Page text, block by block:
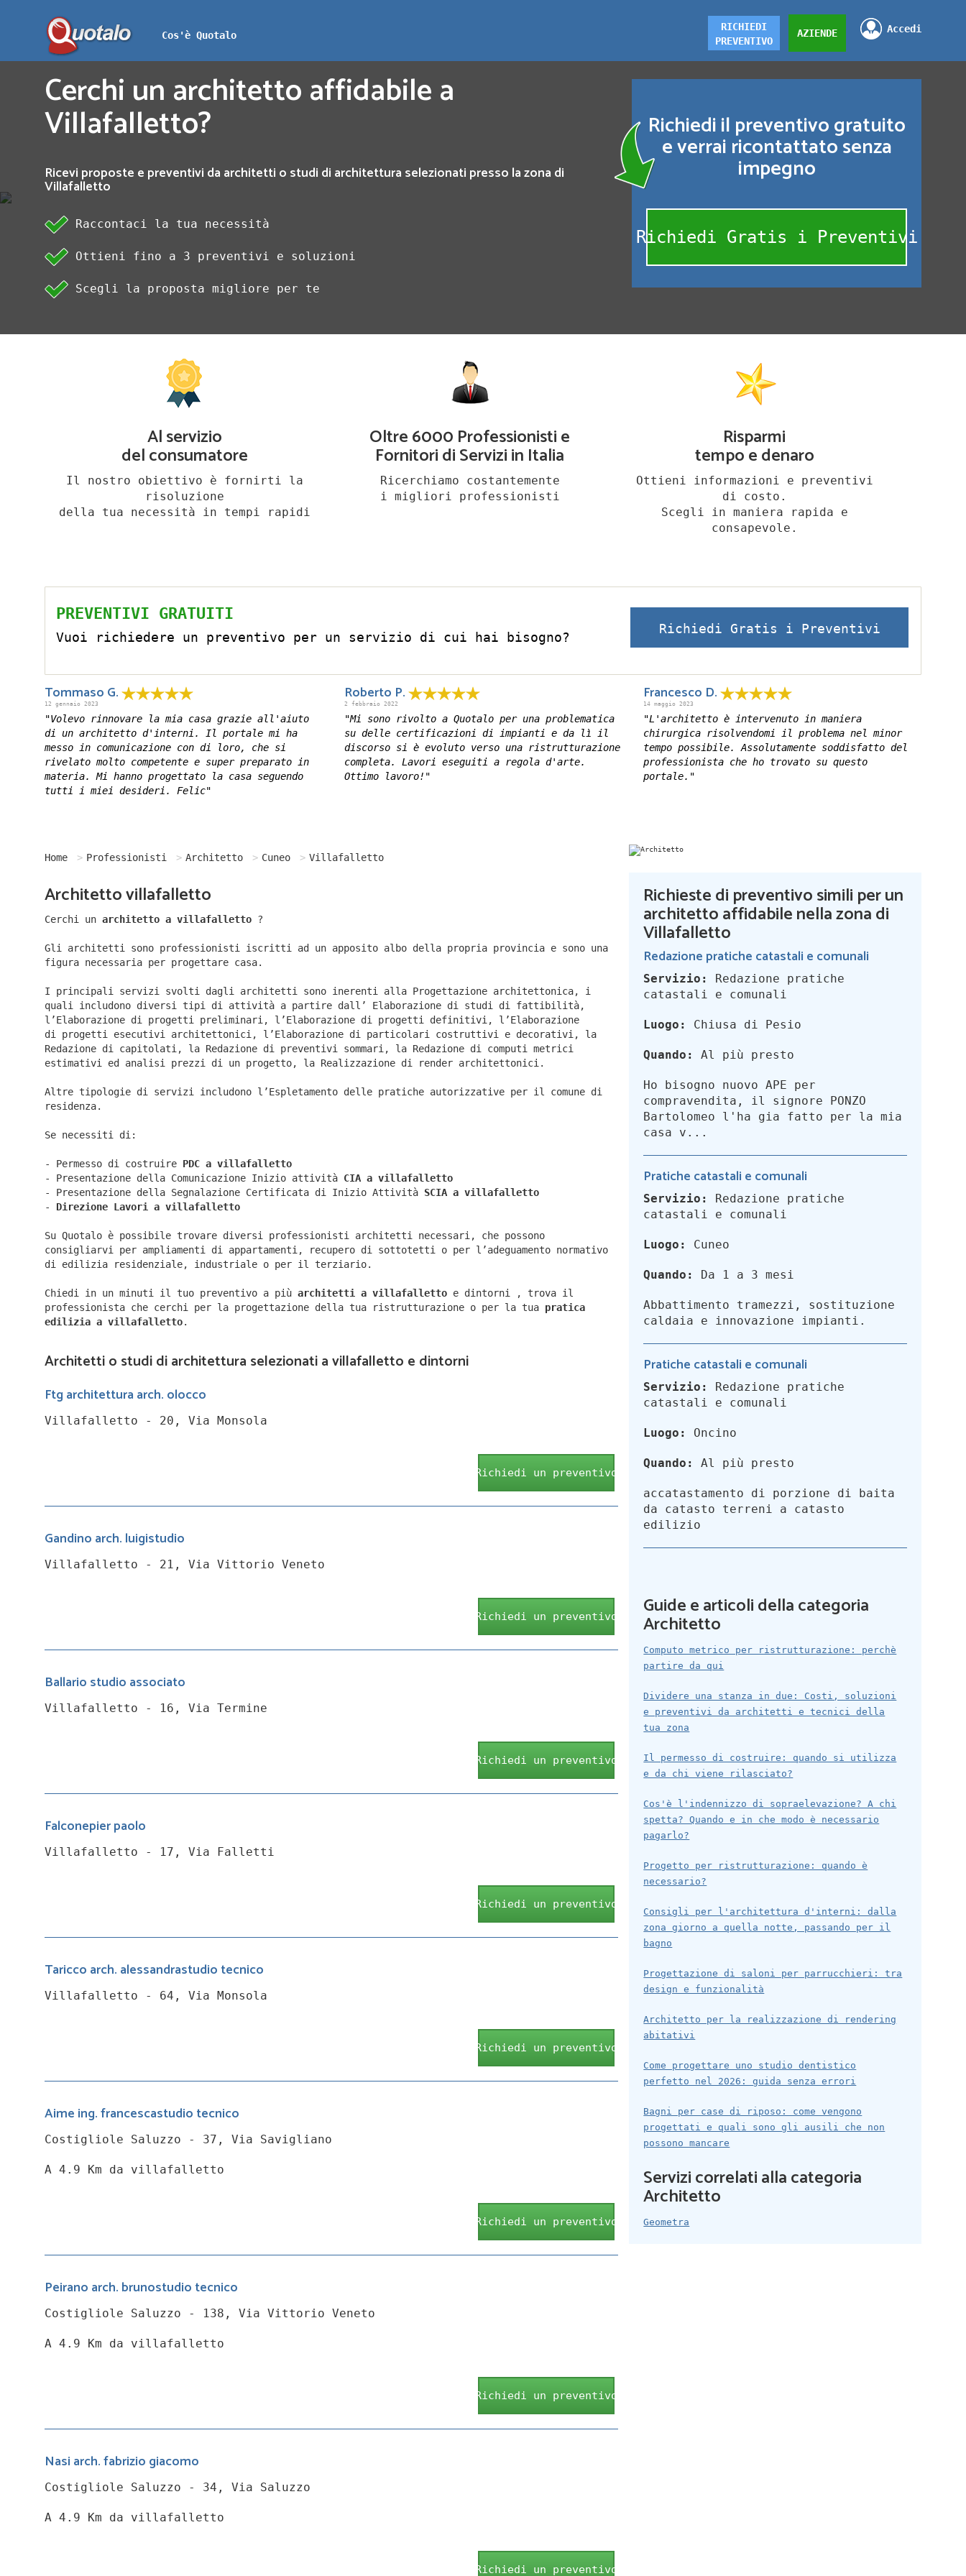
Cos'è Quotalo
Accedi
AZIENDE
RICHIEDI
PREVENTIVO
Cerchi un architetto affidabile a
Villafalletto?
Ricevi proposte e preventivi da architetti o studi di architettura selezionati presso la zona di
Villafalletto
Raccontaci la tua necessità
Ottieni fino a 3 preventivi e soluzioni
Scegli la proposta migliore per te
Richiedi il preventivo gratuito
e verrai ricontattato senza
impegno
Richiedi Gratis i Preventivi
Al servizio
del consumatore
Il nostro obiettivo è fornirti la
risoluzione
della tua necessità in tempi rapidi
Oltre 6000 Professionisti e
Fornitori di Servizi in Italia
Ricerchiamo costantemente
i migliori professionisti
Risparmi
tempo e denaro
Ottieni informazioni e preventivi
di costo.
Scegli in maniera rapida e
consapevole.
PREVENTIVI GRATUITI
Vuoi richiedere un preventivo per un servizio di cui hai bisogno?
Richiedi Gratis i Preventivi
Tommaso G.
12 gennaio 2023
"Volevo rinnovare la mia casa grazie all'aiuto
di un architetto d'interni. Il portale mi ha
messo in comunicazione con di loro, che si
rivelato molto competente e super preparato in
materia. Mi hanno progettato la casa seguendo
tutti i miei desideri. Felic"
Roberto P.
2 febbraio 2022
"Mi sono rivolto a Quotalo per una problematica
su delle certificazioni di impianti e da lì il
discorso si è evoluto verso una ristrutturazione
completa. Lavori eseguiti a regola d'arte.
Ottimo lavoro!"
Francesco D.
14 maggio 2023
"L'architetto è intervenuto in maniera
chirurgica risolvendomi il problema nel minor
tempo possibile. Assolutamente soddisfatto del
professionista che ho trovato su questo
portale."
Home Professionisti Architetto Cuneo Villafalletto
Architetto villafalletto
Cerchi un architetto a villafalletto ?
Gli architetti sono professionisti iscritti ad un apposito albo della propria provincia e sono una
figura necessaria per progettare casa.
I principali servizi svolti dagli architetti sono inerenti alla Progettazione architettonica, i
quali includono diversi tipi di attività a partire dall’ Elaborazione di studi di fattibilità,
l’Elaborazione di progetti preliminari, l’Elaborazione di progetti definitivi, l’Elaborazione
di progetti esecutivi architettonici, l’Elaborazione di particolari costruttivi e decorativi, la
Redazione di capitolati, la Redazione di preventivi sommari, la Redazione di computi metrici
estimativi ed analisi prezzi di un progetto, la Realizzazione di render architettonici.
Altre tipologie di servizi includono l’Espletamento delle pratiche autorizzative per il comune di
residenza.
Se necessiti di:
- Permesso di costruire PDC a villafalletto
- Presentazione della Comunicazione Inizio attività CIA a villafalletto
- Presentazione della Segnalazione Certificata di Inizio Attività SCIA a villafalletto
- Direzione Lavori a villafalletto
Su Quotalo è possibile trovare diversi professionisti architetti necessari, che possono
consigliarvi per ampliamenti di appartamenti, recupero di sottotetti o per l’adeguamento normativo
di edilizia residenziale, industriale o per il terziario.
Chiedi in un minuti il tuo preventivo a più architetti a villafalletto e dintorni ,
trova il
professionista che cerchi per la progettazione della tua ristrutturazione o per la tua pratica
edilizia a villafalletto.
Architetti o studi di architettura selezionati a villafalletto e dintorni
Ftg architettura arch. olocco
Villafalletto - 20, Via Monsola
Richiedi un preventivo
Gandino arch. luigistudio
Villafalletto - 21, Via Vittorio Veneto
Richiedi un preventivo
Ballario studio associato
Villafalletto - 16, Via Termine
Richiedi un preventivo
Falconepier paolo
Villafalletto - 17, Via Falletti
Richiedi un preventivo
Taricco arch. alessandrastudio tecnico
Villafalletto - 64, Via Monsola
Richiedi un preventivo
Aime ing. francescastudio tecnico
Costigliole Saluzzo - 37, Via Savigliano
A 4.9 Km da villafalletto
Richiedi un preventivo
Peirano arch. brunostudio tecnico
Costigliole Saluzzo - 138, Via Vittorio Veneto
A 4.9 Km da villafalletto
Richiedi un preventivo
Nasi arch. fabrizio giacomo
Costigliole Saluzzo - 34, Via Saluzzo
A 4.9 Km da villafalletto
Richiedi un preventivo
Richieste di preventivo simili per un
architetto affidabile nella zona di
Villafalletto
Redazione pratiche catastali e comunali
Servizio:
Redazione pratiche
catastali e comunali
Luogo: Chiusa di Pesio
Quando: Al più presto
Ho bisogno nuovo APE per
compravendita, il signore PONZO
Bartolomeo l'ha gia fatto per la mia
casa v...
Pratiche catastali e comunali
Servizio:
Redazione pratiche
catastali e comunali
Luogo: Cuneo
Quando: Da 1 a 3 mesi
Abbattimento tramezzi, sostituzione
caldaia e innovazione impianti.
Pratiche catastali e comunali
Servizio:
Redazione pratiche
catastali e comunali
Luogo: Oncino
Quando: Al più presto
accatastamento di porzione di baita
da catasto terreni a catasto
edilizio
Guide e articoli della categoria
Architetto
Computo metrico per ristrutturazione: perchè
partire da qui
Dividere una stanza in due: Costi, soluzioni
e preventivi da architetti e tecnici della
tua zona
Il permesso di costruire: quando si utilizza
e da chi viene rilasciato?
Cos'è l'indennizzo di sopraelevazione? A chi
spetta? Quando e in che modo è necessario
pagarlo?
Progetto per ristrutturazione: quando è
necessario?
Consigli per l'architettura d'interni: dalla
zona giorno a quella notte, passando per il
bagno
Progettazione di saloni per parrucchieri: tra
design e funzionalità
Architetto per la realizzazione di rendering
abitativi
Come progettare uno studio dentistico
perfetto nel 2026: guida senza errori
Bagni per case di riposo: come vengono
progettati e quali sono gli ausili che non
possono mancare
Servizi correlati alla categoria
Architetto
Geometra